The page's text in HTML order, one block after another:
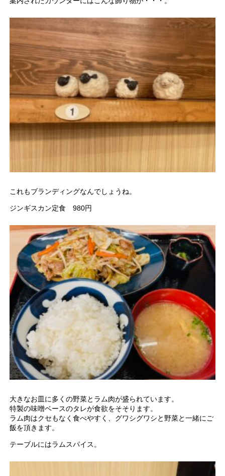
これもブランディングなんでしょうね。
ジンギスカン定食 980円
大きなお皿に多くの野菜とラム肉が盛られています。
特製の味噌ベースのタレが食欲をそそります。
ラム肉はクセもなく食べやすく、グワシグワシと野菜と一緒にご
飯を頂きます。
テーブルにはラムスパイス。